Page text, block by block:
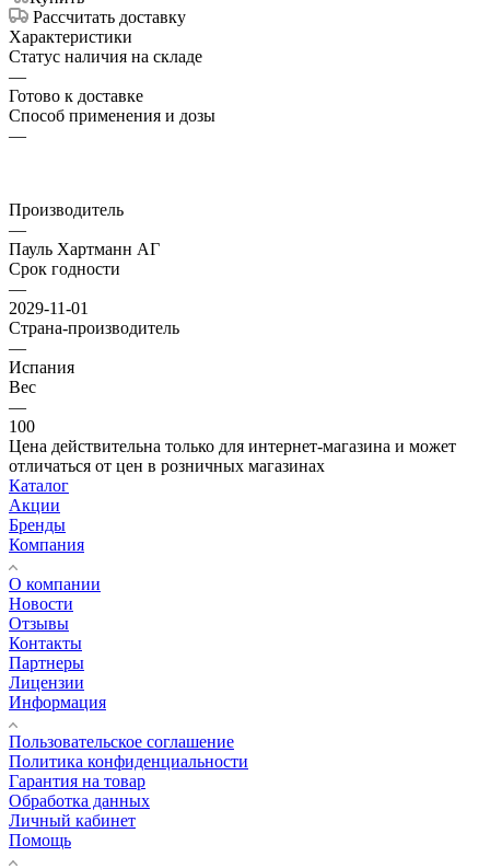
Рассчитать доставку
Характеристики
Статус наличия на складе
—
Готово к доставке
Способ применения и дозы
—
Производитель
—
Пауль Хартманн АГ
Срок годности
—
2029-11-01
Страна-производитель
—
Испания
Вес
—
100
Цена действительна только для интернет-магазина и может
отличаться от цен в розничных магазинах
Каталог
Акции
Бренды
Компания
О компании
Новости
Отзывы
Контакты
Партнеры
Лицензии
Информация
Пользовательское соглашение
Политика конфиденциальности
Гарантия на товар
Обработка данных
Личный кабинет
Помощь